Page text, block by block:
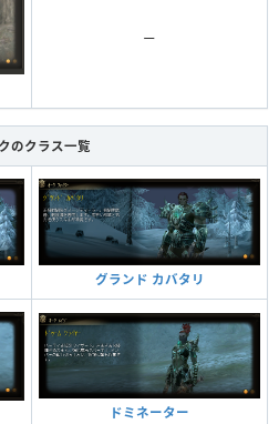
ー
のクラス一覧
グランド カバタリ
ドミネーター